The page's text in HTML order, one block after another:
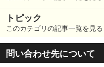
トピック
このカテゴリの記事一覧を見る
問い合わせ先について